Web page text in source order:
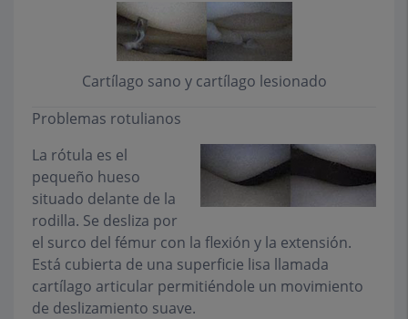
Cartílago sano y cartílago lesionado
Problemas rotulianos
La rótula es el
pequeño hueso
situado delante de la
rodilla. Se desliza por
el surco del fémur con la flexión y la extensión.
Está cubierta de una superficie lisa llamada
cartílago articular permitiéndole un movimiento
de deslizamiento suave.